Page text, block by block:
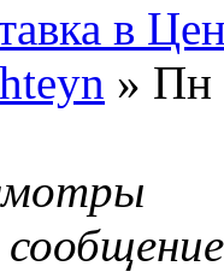
в
» Пн